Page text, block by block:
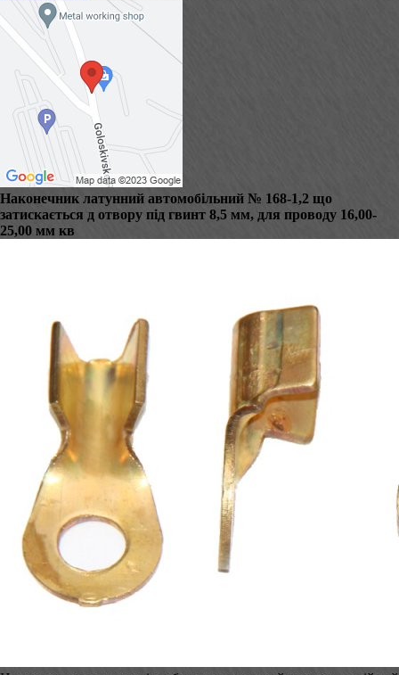
Наконечник латунний автомобільний № 168-1,2 що
затискається д отвору під гвинт 8,5 мм, для проводу 16,00-
25,00 мм кв